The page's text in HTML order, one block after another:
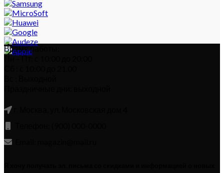
Время работы:
Пн – Пт: с 10:00 до 20:00